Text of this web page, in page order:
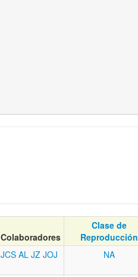
Colaboradores
Clase de
Reproducción
JCS AL JZ JOJ NA